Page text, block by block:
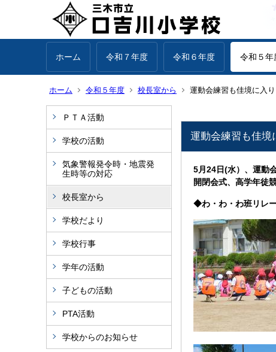
ホーム 令和７年度 令和６年度 令和５年
ホーム 令和５年度 校長室から 運動会練習も佳境に入
ＰＴＡ活動
学校の活動
気象警報発令時・地震発
生時等の対応
校長室から
学校だより
学校行事
学年の活動
子どもの活動
PTA活動
学校からのお知らせ
運動会練習も佳境
5月24日(水）、運動
開閉会式、高学年徒
◆わ・わ・わ班リレ